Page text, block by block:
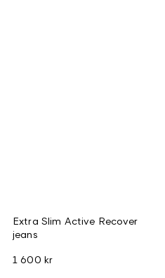
Extra Slim Active Recover
jeans
1 600 kr